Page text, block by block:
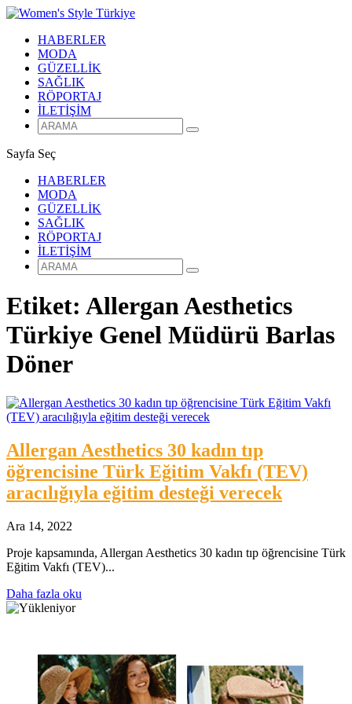
HABERLER
MODA
GÜZELLİK
SAĞLIK
RÖPORTAJ
İLETİŞİM
Sayfa Seç
HABERLER
MODA
GÜZELLİK
SAĞLIK
RÖPORTAJ
İLETİŞİM
Etiket: Allergan Aesthetics
Türkiye Genel Müdürü Barlas
Döner
Allergan Aesthetics 30 kadın tıp
öğrencisine Türk Eğitim Vakfı (TEV)
aracılığıyla eğitim desteği verecek
Ara 14, 2022
Proje kapsamında, Allergan Aesthetics 30 kadın tıp öğrencisine Türk
Eğitim Vakfı (TEV)...
Daha fazla oku